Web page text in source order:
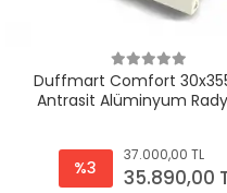
Duffmart Comfort
Antrasit Alüminyum
%3
37.000,00 TL
35.890,00